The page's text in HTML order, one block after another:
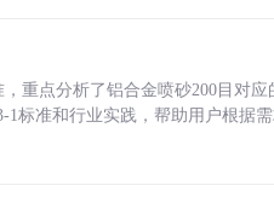
重点分析了铝合金喷砂200目对
1标准和行业实践，帮助用户根据